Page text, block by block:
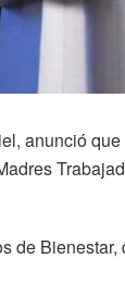
anunció
de